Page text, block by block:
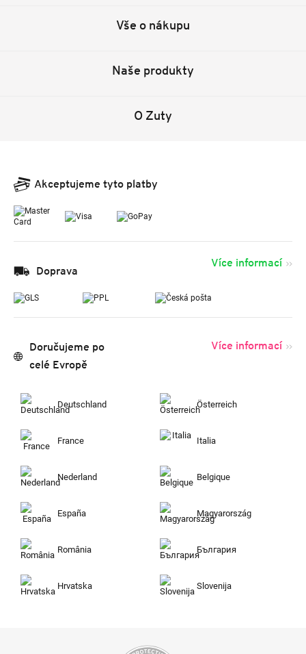
Vše o nákupu
Naše produkty
O Zuty
Akceptujeme tyto platby
Doprava
Více informací
Doručujeme po
celé Evropě
Více informací
Deutschland Österreich
France Italia
Nederland Belgique
España Magyarország
România България
Hrvatska Slovenija